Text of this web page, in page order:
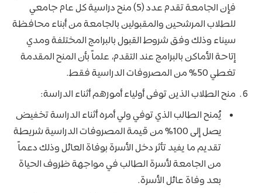
فإن الجامعة تقدم عدد (5) منح دراسية كل عام جامعي
للطلاب المرشحين والمقبولين بالجامعة من أبناء محافظة
سيناء وذلك وفق شروط القبول بالبرامج المختلفة ومدي
إتاحة الأماكن بالبرامج عند التقدم، علماً بأن المنح المقدمة
تغطي 50% من المصروفات الدراسية فقط.
منح الطلاب الذين توفى أولياء أمورهم أثناء الدراسة:
يُمنح الطالب الذي توفي ولي أمره أثناء الدراسة تخفيض
يصل إلى 100% من قيمة المصروفات الدراسية شريطة
تقديم ما يفيد تأثر دخل الأسرة بوفاة العائل وذلك دعماً
من الجامعة لأسرة الطالب في مواجهة ظروف الحياة
بعد وفاة عائل الأسرة.